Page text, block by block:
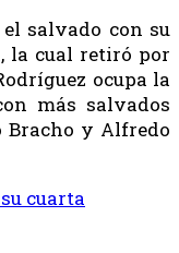
salvado con su
la cual retiró por
ocupa la
más salvados
Bracho y Alfredo
cuarta